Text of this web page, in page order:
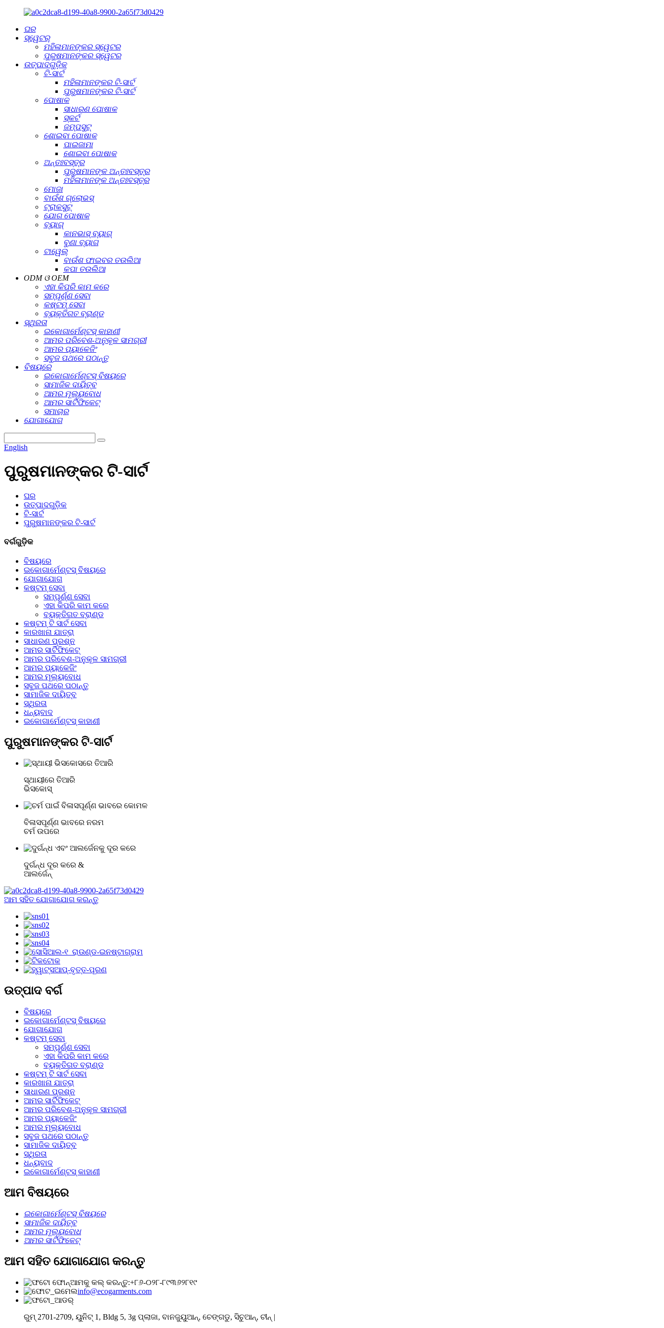
ଘର
ସ୍ୱେଟର୍
ମହିଳାମାନଙ୍କର ସ୍ୱେଟର
ପୁରୁଷମାନଙ୍କର ସ୍ୱେଟର
ଉତ୍ପାଦଗୁଡ଼ିକ
ଟି-ସାର୍ଟ
ମହିଳାମାନଙ୍କର ଟି-ସାର୍ଟ
ପୁରୁଷମାନଙ୍କର ଟି-ସାର୍ଟ
ପୋଷାକ
ସାଧାରଣ ପୋଷାକ
ସ୍କର୍ଟ
ଜମ୍ପସୁଟ୍
ଶୋଇବା ପୋଷାକ
ପାଇଜାମା
ଶୋଇବା ପୋଷାକ
ଅନ୍ତଃବସ୍ତ୍ର
ପୁରୁଷମାନଙ୍କ ଅନ୍ତଃବସ୍ତ୍ର
ମହିଳାମାନଙ୍କ ଅନ୍ତଃବସ୍ତ୍ର
ମୋଜା
ବାଉଁଶ ଗ୍ଲୋଭସ୍
ଟ୍ରାକସୁଟ୍
ଯୋଗ ପୋଷାକ
ବ୍ୟାଗ୍
କାନଭାସ୍ ବ୍ୟାଗ୍
ବୁଣା ବ୍ୟାଗ
ଟାୱେଲ୍
ବାଉଁଶ ଫାଇବର ତଉଲିଆ
କପା ତଉଲିଆ
ODM ଓ OEM
ଏହା କିପରି କାମ କରେ
ସମ୍ପୂର୍ଣ୍ଣ ସେବା
କଷ୍ଟମ୍ ସେବା
ବ୍ୟକ୍ତିଗତ ବ୍ରାଣ୍ଡ
ସ୍ଥିରତା
ଇକୋଗାର୍ମେଣ୍ଟସ୍ କାହାଣୀ
ଆମର ପରିବେଶ-ଅନୁକୂଳ ସାମଗ୍ରୀ
ଆମର ପ୍ୟାକେଜିଂ
ସବୁଜ ପଥରେ ପଠାନ୍ତୁ
ବିଷୟରେ
ଇକୋଗାର୍ମେଣ୍ଟସ୍ ବିଷୟରେ
ସାମାଜିକ ଦାୟିତ୍ବ
ଆମର ମୂଲ୍ୟବୋଧ
ଆମର ସାର୍ଟିଫିକେଟ୍
ସମାଚାର
ଯୋଗାଯୋଗ
English
ପୁରୁଷମାନଙ୍କର ଟି-ସାର୍ଟ
ଘର
ଉତ୍ପାଦଗୁଡ଼ିକ
ଟି-ସାର୍ଟ
ପୁରୁଷମାନଙ୍କର ଟି-ସାର୍ଟ
ବର୍ଗଗୁଡ଼ିକ
ବିଷୟରେ
ଇକୋଗାର୍ମେଣ୍ଟସ୍ ବିଷୟରେ
ଯୋଗାଯୋଗ
କଷ୍ଟମ୍ ସେବା
ସମ୍ପୂର୍ଣ୍ଣ ସେବା
ଏହା କିପରି କାମ କରେ
ବ୍ୟକ୍ତିଗତ ବ୍ରାଣ୍ଡ
କଷ୍ଟମ୍ ଟି ସାର୍ଟ ସେବା
କାରଖାନା ଯାତ୍ରା
ସାଧାରଣ ପ୍ରଶ୍ନ
ଆମର ସାର୍ଟିଫିକେଟ୍
ଆମର ପରିବେଶ-ଅନୁକୂଳ ସାମଗ୍ରୀ
ଆମର ପ୍ୟାକେଜିଂ
ଆମର ମୂଲ୍ୟବୋଧ
ସବୁଜ ପଥରେ ପଠାନ୍ତୁ
ସାମାଜିକ ଦାୟିତ୍ବ
ସ୍ଥିରତା
ଧନ୍ୟବାଦ
ଇକୋଗାର୍ମେଣ୍ଟସ୍ କାହାଣୀ
ପୁରୁଷମାନଙ୍କର ଟି-ସାର୍ଟ
ସ୍ଥାୟୀରେ ତିଆରି
ଭିସକୋସ୍
ବିଳାସପୂର୍ଣ୍ଣ ଭାବରେ ନରମ
ଚର୍ମ ଉପରେ
ଦୁର୍ଗନ୍ଧ ଦୂର କରେ &
ଆଲର୍ଜେନ୍
ଆମ ସହିତ ଯୋଗାଯୋଗ କରନ୍ତୁ
ଉତ୍ପାଦ ବର୍ଗ
ବିଷୟରେ
ଇକୋଗାର୍ମେଣ୍ଟସ୍ ବିଷୟରେ
ଯୋଗାଯୋଗ
କଷ୍ଟମ୍ ସେବା
ସମ୍ପୂର୍ଣ୍ଣ ସେବା
ଏହା କିପରି କାମ କରେ
ବ୍ୟକ୍ତିଗତ ବ୍ରାଣ୍ଡ
କଷ୍ଟମ୍ ଟି ସାର୍ଟ ସେବା
କାରଖାନା ଯାତ୍ରା
ସାଧାରଣ ପ୍ରଶ୍ନ
ଆମର ସାର୍ଟିଫିକେଟ୍
ଆମର ପରିବେଶ-ଅନୁକୂଳ ସାମଗ୍ରୀ
ଆମର ପ୍ୟାକେଜିଂ
ଆମର ମୂଲ୍ୟବୋଧ
ସବୁଜ ପଥରେ ପଠାନ୍ତୁ
ସାମାଜିକ ଦାୟିତ୍ବ
ସ୍ଥିରତା
ଧନ୍ୟବାଦ
ଇକୋଗାର୍ମେଣ୍ଟସ୍ କାହାଣୀ
ଆମ ବିଷୟରେ
ଇକୋଗାର୍ମେଣ୍ଟସ୍ ବିଷୟରେ
ସାମାଜିକ ଦାୟିତ୍ବ
ଆମର ମୂଲ୍ୟବୋଧ
ଆମର ସାର୍ଟିଫିକେଟ୍
ଆମ ସହିତ ଯୋଗାଯୋଗ କରନ୍ତୁ
ଆମକୁ କଲ୍ କରନ୍ତୁ:+୮୬-୦୨୮-୮୯୩୬୨୮୧୯
info@ecogarments.com
ରୁମ୍ 2701-2709, ୟୁନିଟ୍ 1, Bldg 5, 3g ପ୍ଲାଜା, ବାନଜୁୟୁଆନ୍, ଚେଙ୍ଗଡୁ, ସିଚୁଆନ୍, ଚୀନ୍ |